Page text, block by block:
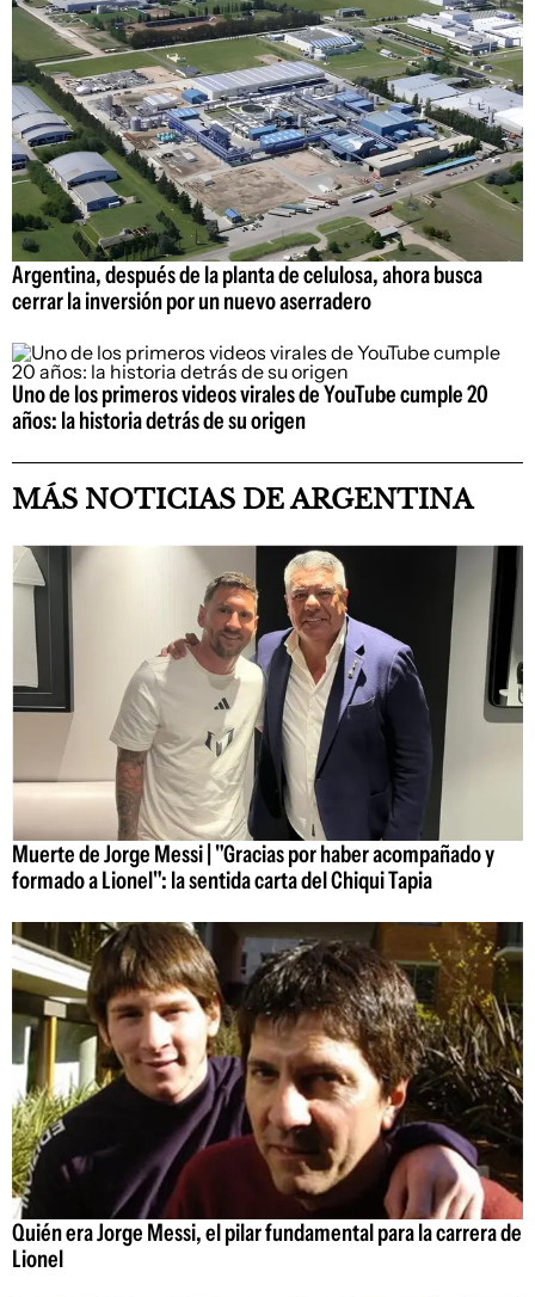
Argentina, después de la planta de celulosa, ahora busca
cerrar la inversión por un nuevo aserradero
Uno de los primeros videos virales de YouTube cumple 20
años: la historia detrás de su origen
MÁS NOTICIAS DE ARGENTINA
Muerte de Jorge Messi | "Gracias por haber acompañado y
formado a Lionel": la sentida carta del Chiqui Tapia
Quién era Jorge Messi, el pilar fundamental para la carrera de
Lionel